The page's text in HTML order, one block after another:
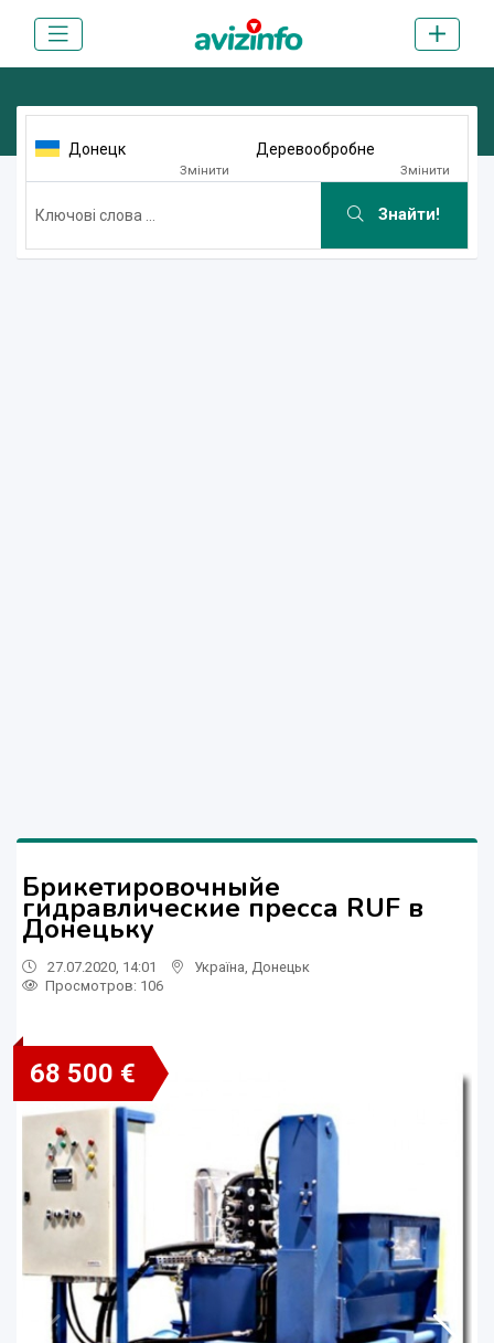
Донецк
Змінити
Деревообробне
Змінити
Знайти!
Брикетировочныйе
гидравлические пресса RUF в
Донецьку
27.07.2020, 14:01 Україна Донецьк
Просмотров: 106
68 500 €